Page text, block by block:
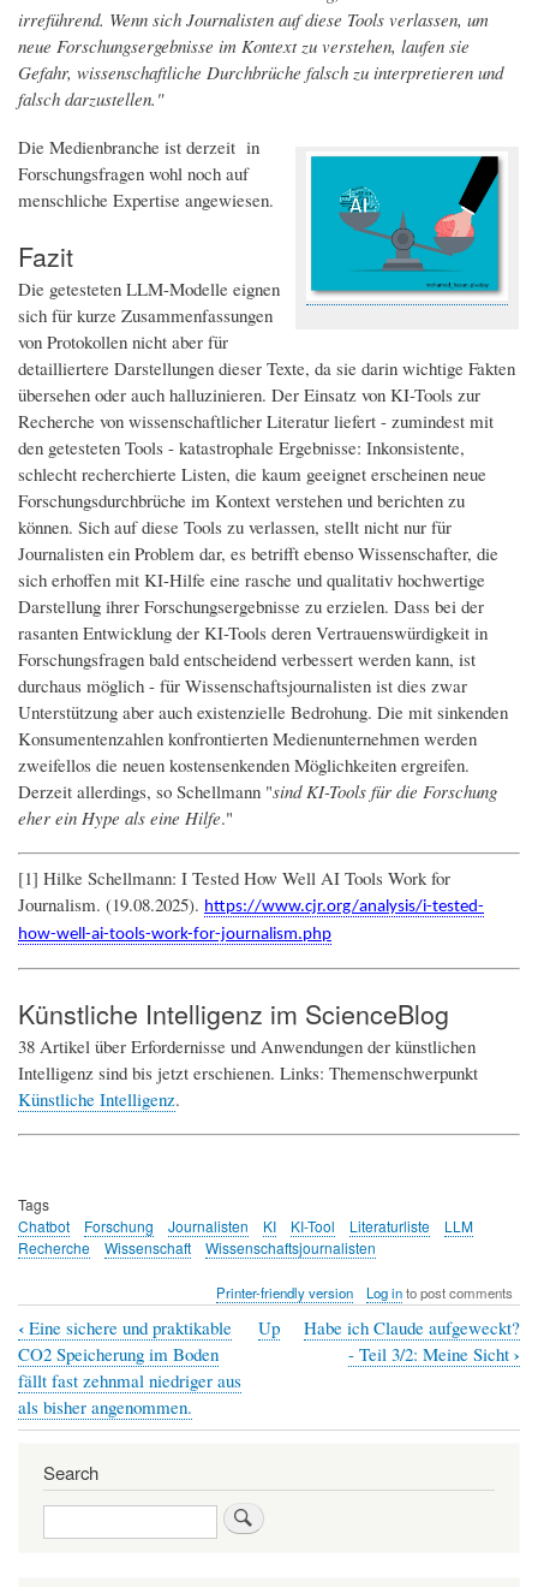
irreführend. Wenn sich Journalisten auf diese Tools verlassen, um
neue Forschungsergebnisse im Kontext zu verstehen, laufen sie
Gefahr, wissenschaftliche Durchbrüche falsch zu interpretieren und
falsch darzustellen."
Die Medienbranche ist derzeit in
Forschungsfragen wohl noch auf
menschliche Expertise angewiesen.
Fazit
Die getesteten LLM-Modelle eignen
sich für kurze Zusammenfassungen
von Protokollen nicht aber für
detailliertere Darstellungen dieser Texte, da sie darin wichtige Fakten
übersehen oder auch halluzinieren. Der Einsatz von KI-Tools zur
Recherche von wissenschaftlicher Literatur liefert - zumindest mit
den getesteten Tools - katastrophale Ergebnisse: Inkonsistente,
schlecht recherchierte Listen, die kaum geeignet erscheinen neue
Forschungsdurchbrüche im Kontext verstehen und berichten zu
können. Sich auf diese Tools zu verlassen, stellt nicht nur für
Journalisten ein Problem dar, es betrifft ebenso Wissenschafter, die
sich erhoffen mit KI-Hilfe eine rasche und qualitativ hochwertige
Darstellung ihrer Forschungsergebnisse zu erzielen. Dass bei der
rasanten Entwicklung der KI-Tools deren Vertrauenswürdigkeit in
Forschungsfragen bald entscheidend verbessert werden kann, ist
durchaus möglich - für Wissenschaftsjournalisten ist dies zwar
Unterstützung aber auch existenzielle Bedrohung. Die mit sinkenden
Konsumentenzahlen konfrontierten Medienunternehmen werden
zweifellos die neuen kostensenkenden Möglichkeiten ergreifen.
Derzeit allerdings, so Schellmann "sind KI-Tools für die Forschung
eher ein Hype als eine Hilfe."
[1] Hilke Schellmann: I Tested How Well AI Tools Work for
Journalism. (19.08.2025). https://www.cjr.org/analysis/i-tested-
how-well-ai-tools-work-for-journalism.php
Künstliche Intelligenz im ScienceBlog
38 Artikel über Erfordernisse und Anwendungen der künstlichen
Intelligenz sind bis jetzt erschienen. Links: Themenschwerpunkt
Künstliche Intelligenz.
Tags
Chatbot
Forschung Journalisten KI KI-Tool Literaturliste
LLM
Recherche
Wissenschaft Wissenschaftsjournalisten
Printer-friendly version Log into post comments
Book
traversal
links
Kann
‹ Eine sichere und praktikable
CO2 Speicherung im Boden
fällt fast zehnmal niedriger aus
als bisher angenommen.
Up
Habe ich Claude aufgeweckt?
- Teil 3/2: Meine Sicht ›
Search
Search